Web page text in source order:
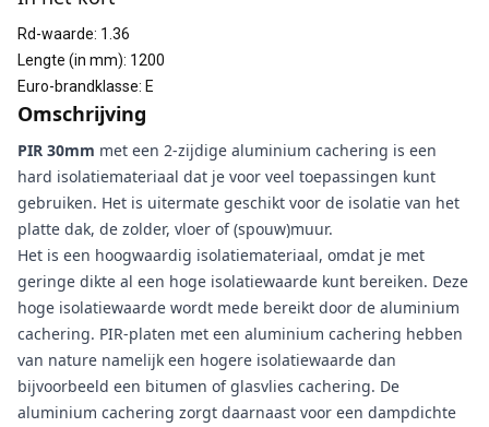
Rd-waarde: 1.36
Lengte (in mm): 1200
Euro-brandklasse: E
Omschrijving
PIR 30mm met een 2-zijdige aluminium cachering is een
hard isolatiemateriaal dat je voor veel toepassingen kunt
gebruiken. Het is uitermate geschikt voor de isolatie van het
platte dak, de zolder, vloer of (spouw)muur.
Het is een hoogwaardig isolatiemateriaal, omdat je met
geringe dikte al een hoge isolatiewaarde kunt bereiken. Deze
hoge isolatiewaarde wordt mede bereikt door de aluminium
cachering. PIR-platen met een aluminium cachering hebben
van nature namelijk een hogere isolatiewaarde dan
bijvoorbeeld een bitumen of glasvlies cachering. De
aluminium cachering zorgt daarnaast voor een dampdichte